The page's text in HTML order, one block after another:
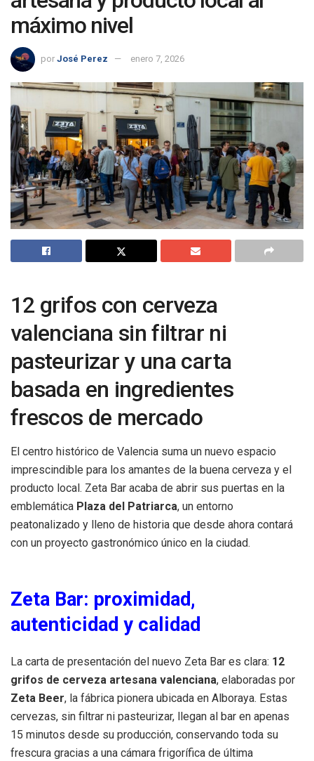
máximo nivel
por José Perez enero 7, 2026
12 grifos con cerveza
valenciana sin filtrar ni
pasteurizar y una carta
basada en ingredientes
frescos de mercado
El centro histórico de Valencia suma un nuevo espacio
imprescindible para los amantes de la buena cerveza y el
producto local. Zeta Bar acaba de abrir sus puertas en la
emblemática Plaza del Patriarca, un entorno
peatonalizado y lleno de historia que desde ahora contará
con un proyecto gastronómico único en la ciudad.
Zeta Bar: proximidad,
autenticidad y calidad
La carta de presentación del nuevo Zeta Bar es clara: 12
grifos de cerveza artesana valenciana, elaboradas por
Zeta Beer, la fábrica pionera ubicada en Alboraya. Estas
cervezas, sin filtrar ni pasteurizar, llegan al bar en apenas
15 minutos desde su producción, conservando toda su
frescura gracias a una cámara frigorífica de última